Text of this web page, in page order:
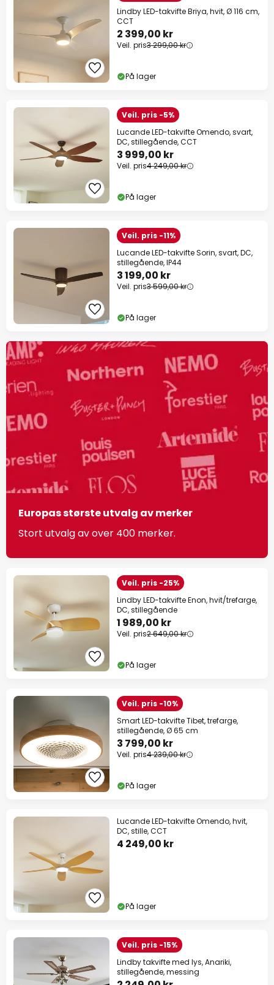
Lindby LED-takvifte Briya, hvit, Ø 116 cm,
CCT
2 399,00 kr
Veil. pris3 299,00 kr
På lager
Veil. pris -5%
Lucande LED-takvifte Omendo, svart,
DC, stillegående, CCT
3 999,00 kr
Veil. pris4 249,00 kr
På lager
Veil. pris -11%
Lucande LED-takvifte Sorin, svart, DC,
stillegående, IP44
3 199,00 kr
Veil. pris3 599,00 kr
På lager
Europas største utvalg av merker
Stort utvalg av over 400 merker.
Veil. pris -25%
Lindby LED-takvifte Enon, hvit/trefarge,
DC, stillegående
1 989,00 kr
Veil. pris2 649,00 kr
På lager
Veil. pris -10%
Smart LED-takvifte Tibet, trefarge,
stillegående, Ø 65 cm
3 799,00 kr
Veil. pris4 239,00 kr
På lager
Lucande LED-takvifte Omendo, hvit,
DC, stille, CCT
4 249,00 kr
På lager
Veil. pris -15%
Lindby takvifte med lys, Anariki,
stillegående, messing